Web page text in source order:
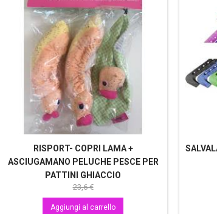
RISPORT- COPRI LAMA +
ASCIUGAMANO PELUCHE PESCE PER
PATTINI GHIACCIO
23,6 €
Aggiungi al carrello